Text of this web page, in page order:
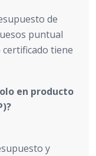
de
puntual
tiene
en producto
y